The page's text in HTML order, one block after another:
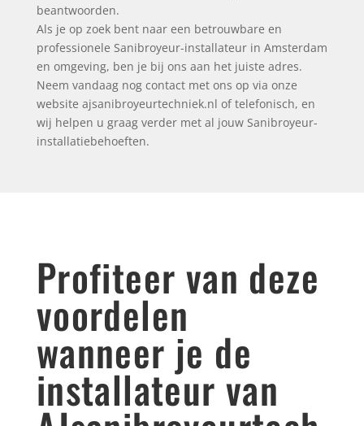
beantwoorden.
Als je op zoek bent naar een betrouwbare en
professionele Sanibroyeur-installateur in Amsterdam
en omgeving, ben je bij ons aan het juiste adres.
Neem vandaag nog contact met ons op via onze
website ajsanibroyeurtechniek.nl of telefonisch, en
wij helpen u graag verder met al jouw Sanibroyeur-
installatiebehoeften.
Profiteer van deze
voordelen
wanneer je de
installateur van